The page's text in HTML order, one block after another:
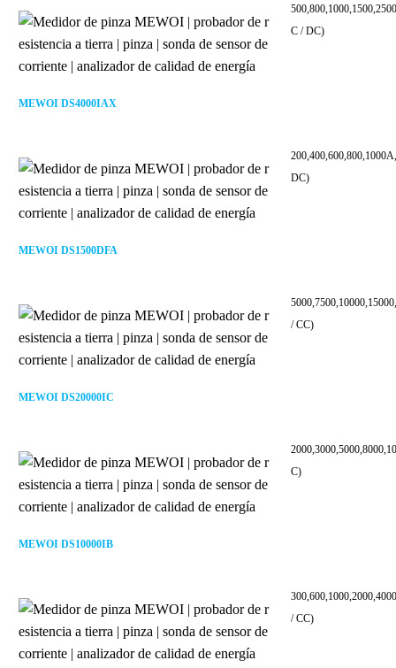
MEWOI DS4000IAX
C / DC)
MEWOI DS1500DFA
DC)
MEWOI DS20000IC
/ CC)
MEWOI DS10000IB
C)
/ CC)